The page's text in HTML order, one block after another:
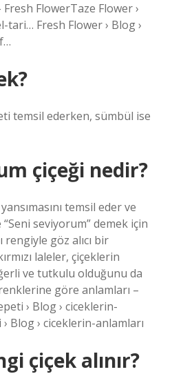
FlowerTaze Flower ›
tari… Fresh Flower › Blog ›
temsil ederken, sümbül ise
çiçeği nedir?
temsil eder ve
seviyorum” demek için
rengiyle göz alıcı bir
laleler, çiçeklerin
ve tutkulu olduğunu da
göre anlamları –
› Blog › ciceklerin-
Blog › ciceklerin-anlamları
çiçek alınır?